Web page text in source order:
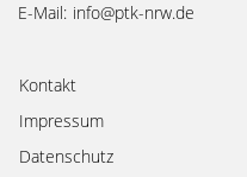
E-Mail: info@ptk-nrw.de
Kontakt
Impressum
Datenschutz